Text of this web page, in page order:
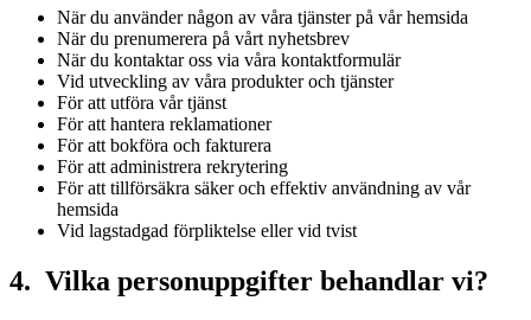
När du använder någon av våra tjänster på vår hemsida
När du prenumerera på vårt nyhetsbrev
När du kontaktar oss via våra kontaktformulär
Vid utveckling av våra produkter och tjänster
För att utföra vår tjänst
För att hantera reklamationer
För att bokföra och fakturera
För att administrera rekrytering
För att tillförsäkra säker och effektiv användning av vår
hemsida
Vid lagstadgad förpliktelse eller vid tvist
4. Vilka personuppgifter behandlar vi?